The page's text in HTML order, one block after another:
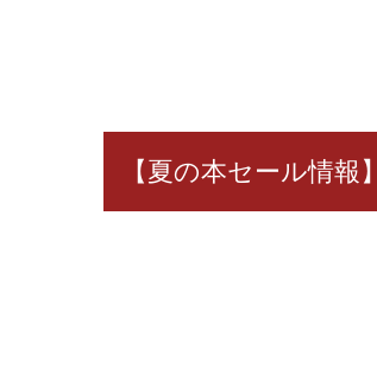
【夏の本セール情報】